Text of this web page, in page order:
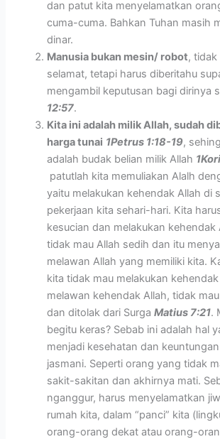
dan patut kita menyelamatkan
cuma-cuma. Bahkan Tuhan masih
dinar.
Manusia bukan mesin/ robot,
selamat, tetapi harus diberitahu
mengambil keputusan bagi dirinya
12:57.
Kita ini adalah milik Allah, sudah
harga tunai 1Petrus 1:18-19,
adalah budak belian milik Allah
patutlah kita memuliakan Alalh
yaitu melakukan kehendak Allah di
pekerjaan kita sehari-hari. Kita
kesucian dan melakukan kehendak
tidak mau Allah sedih dan itu
melawan Allah yang memiliki kita.
kita tidak mau melakukan
melawan kehendak Allah, tidak
dan ditolak dari SurgaMatius 7:21.
begitu keras? Sebab ini adalah hal
menjadi kesehatan dan
jasmani. Seperti orang yang tidak
sakit-sakitan dan akhirnya mati.
nganggur, harus menyelamatkan
rumah kita, dalam “panci” kita
orang-orang dekat atau orang-